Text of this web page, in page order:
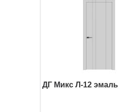
ДГ Микс Л-12 эмаль